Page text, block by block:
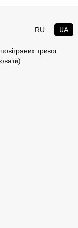
RU UA
тривог